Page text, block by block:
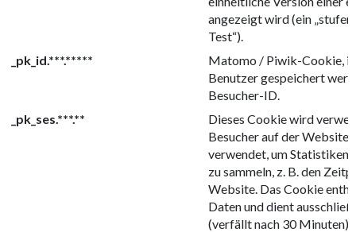
angezeigt wird (ein
Test“).
_pk_id.***.*****
Matomo / Piwik-Cookie,
Benutzer gespeichert
Besucher-ID.
_pk_ses.***.**
Dieses Cookie wird
Besucher auf der Website
verwendet, um Statistiken
zu sammeln, z. B. den
Website. Das Cookie
Daten und dient
(verfällt nach 30 Minuten).